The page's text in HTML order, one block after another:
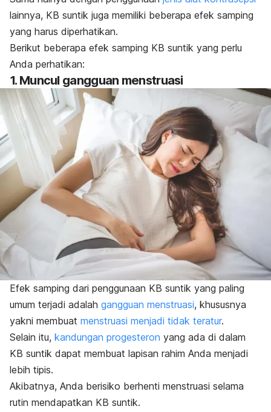
lainnya, KB suntik juga memiliki beberapa efek samping
yang harus diperhatikan.
Berikut beberapa efek samping KB suntik yang perlu
Anda perhatikan:
1. Muncul gangguan menstruasi
Efek samping dari penggunaan KB suntik yang paling
umum terjadi adalah gangguan menstruasi, khususnya
yakni membuat menstruasi menjadi tidak teratur.
Selain itu, kandungan progesteron yang ada di dalam
KB suntik dapat membuat lapisan rahim Anda menjadi
lebih tipis.
Akibatnya, Anda berisiko berhenti menstruasi selama
rutin mendapatkan KB suntik.